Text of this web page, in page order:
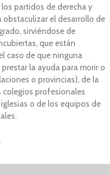
partidos de derecha y
el desarrollo de
sirviéndose de
que están
caso de que ninguna
la ayuda para morir o
o provincias), de la
colegios profesionales
o de los equipos de